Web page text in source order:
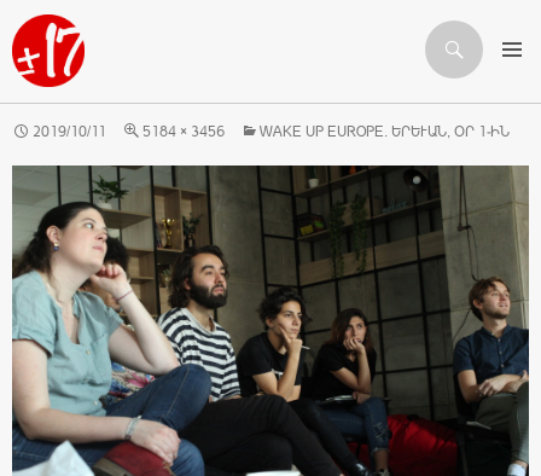
Որոնում
ԱՆՑՆԵԼ ԲՈՎԱՆԴԱԿՈՒԹՅԱՆԸ
2019/10/11 5184 × 3456 WAKE UP EUROPE. ԵՐԵՒԱՆ, ՕՐ 1-ԻՆ